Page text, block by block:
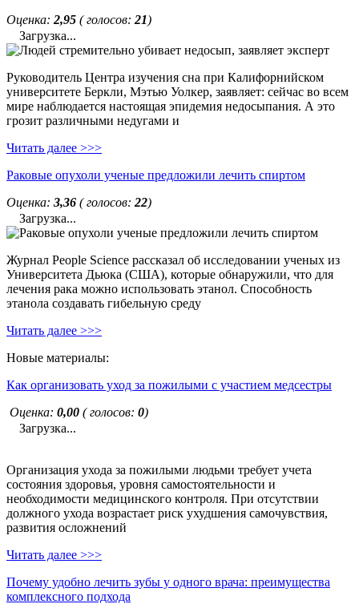
Оценка: 2,95 ( голосов: 21)
Загрузка...
Руководитель Центра изучения сна при Калифорнийском
университете Беркли, Мэтью Уолкер, заявляет: сейчас во всем
мире наблюдается настоящая эпидемия недосыпания. А это
грозит различными недугами и
Читать далее >>>
Раковые опухоли ученые предложили лечить спиртом
Оценка: 3,36 ( голосов: 22)
Загрузка...
Журнал People Science рассказал об исследовании ученых из
Университета Дьюка (США), которые обнаружили, что для
лечения рака можно использовать этанол. Способность
этанола создавать гибельную среду
Читать далее >>>
Новые материалы:
Как организовать уход за пожилыми с участием медсестры
Оценка: 0,00 ( голосов: 0)
Загрузка...
Организация ухода за пожилыми людьми требует учета
состояния здоровья, уровня самостоятельности и
необходимости медицинского контроля. При отсутствии
должного ухода возрастает риск ухудшения самочувствия,
развития осложнений
Читать далее >>>
Почему удобно лечить зубы у одного врача: преимущества
комплексного подхода